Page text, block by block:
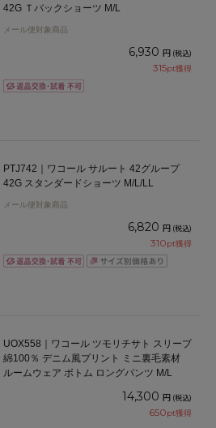
42G Ｔバックショーツ M/L
メール便対象商品
6,930 円 (税込)
315pt獲得
PTJ742｜ワコール サルート 42グループ
42G スタンダードショーツ M/L/LL
メール便対象商品
6,820 円 (税込)
310pt獲得
UOX558｜ワコール ツモリチサト スリープ
綿100％ デニム風プリント ミニ裏毛素材
ルームウェア ボトム ロングパンツ M/L
14,300 円 (税込)
650pt獲得